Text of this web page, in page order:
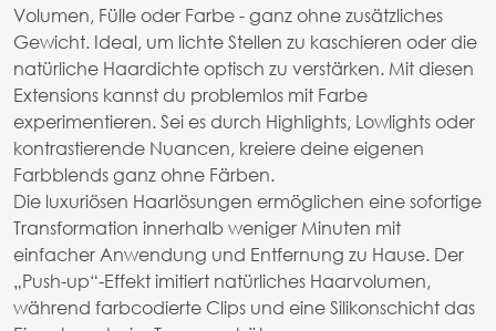
Volumen, Fülle oder Farbe - ganz ohne zusätzliches
Gewicht. Ideal, um lichte Stellen zu kaschieren oder die
natürliche Haardichte optisch zu verstärken. Mit diesen
Extensions kannst du problemlos mit Farbe
experimentieren. Sei es durch Highlights, Lowlights oder
kontrastierende Nuancen, kreiere deine eigenen
Farbblends ganz ohne Färben.
Die luxuriösen Haarlösungen ermöglichen eine sofortige
Transformation innerhalb weniger Minuten mit
einfacher Anwendung und Entfernung zu Hause. Der
„Push-up“-Effekt imitiert natürliches Haarvolumen,
während farbcodierte Clips und eine Silikonschicht das